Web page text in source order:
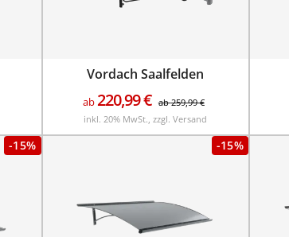
Vordach Saalfelden
ab220,99€ ab259,99€
inkl. 20% MwSt., zzgl. Versand
-15% -15%